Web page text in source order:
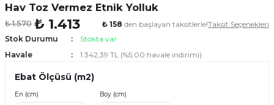
Hav Toz Vermez Etnik Yolluk
₺ 1.570 ₺ 1.413 ₺ 158 den başlayan taksitlerle!Taksit Seçenekleri
Stok Durumu
Stokta var
Havale
1.342,39 TL (%5,00 havale indirimi)
Ebat Ölçüsü (m2)
En (cm) Boy (cm)